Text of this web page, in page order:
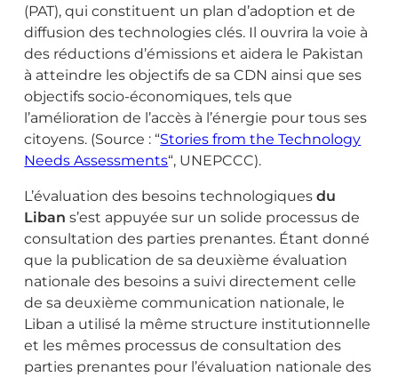
(PAT), qui constituent un plan d’adoption et de
diffusion des technologies clés. Il ouvrira la voie à
des réductions d’émissions et aidera le Pakistan
à atteindre les objectifs de sa CDN ainsi que ses
objectifs socio-économiques, tels que
l’amélioration de l’accès à l’énergie pour tous ses
citoyens. (Source : “Stories from the Technology
Needs Assessments“, UNEPCCC).
L’évaluation des besoins technologiquesdu
Libans’est appuyée sur un solide processus de
consultation des parties prenantes. Étant donné
que la publication de sa deuxième évaluation
nationale des besoins a suivi directement celle
de sa deuxième communication nationale, le
Liban a utilisé la même structure institutionnelle
et les mêmes processus de consultation des
parties prenantes pour l’évaluation nationale des